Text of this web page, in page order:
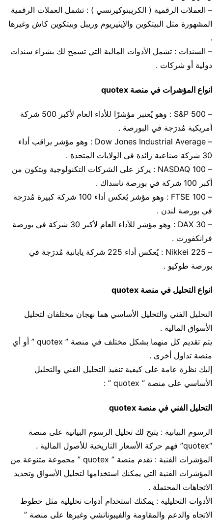
– العملات الرقمية ( الكريبتوكيرنسي ) : تشمل العملات الرقمية
المشهورة مثل البيتكوين والإيثيريوم وريبل وبيتكوين كاش وغيرها
.
– السندات : تشمل الأدوات المالية التي تسمح لك بشراء سندات
دولية أو شركات .
انواع المؤشرات في منصة quotex
– S&P 500 : وهو يُعتبر مؤشرًا للأداء العام لأكبر 500 شركة
أمريكية مُدرَجة في البورصة .
– Dow Jones Industrial Average : وهو مؤشر يراقب أداء
30 شركة صناعية رائدة في الولايات المتحدة .
– NASDAQ 100 : يركز على الشركات التكنولوجية ويتكون من
أكبر 100 شركة في بورصة ناسداك .
– FTSE 100 : وهو مؤشر يُعكس أداء 100 شركة كبيرة مُدرَجة
في بورصة لندن .
– DAX 30 : وهو مؤشر للأداء العام لأكبر 30 شركة في بورصة
فرانكفورت .
– Nikkei 225 : يُعكس أداء 225 شركة يابانية مُدرَجة في
بورصة طوكيو .
انواع التحليل في منصة quotex
التحليل الفني والتحليل الأساسي هما نهجان مختلفان لتحليل
الأسواق المالية .
يتم تقديم كل منهما بشكل مختلف في منصة ” quotex ” أو أي
منصة تداول أخرى .
إليك نظرة عامة على كيفية تنفيذ التحليل الفني والتحليل
الأساسي على منصة ” quotex ” :
التحليل الفني في منصة quotex
الرسوم البيانية : يتيح لك تحليل الرسوم البيانية على منصة
“quotex” فهم حركة الأسعار التاريخية للأصول المالية .
المؤشرات الفنية : تقدم منصة ” quotex ” مجموعة متنوعة من
المؤشرات الفنية التي يمكنك استخدامها لتحليل الأسواق وتحديد
الاتجاهات المحتملة .
الأدوات التحليلية : يمكنك استخدام أدوات تحليلية مثل خطوط
الاتجاه والدعم والمقاومة والفيبوناتشي وغيرها على منصة ”